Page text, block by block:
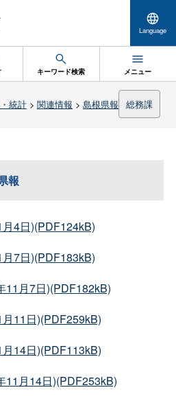
Language
キーワード検索 メニュー
統計> 関連情報 > 島根県報 総務課
報
4日)(PDF124kB)
7日)(PDF183kB)
11月7日)(PDF182kB)
11日)(PDF259kB)
14日)(PDF113kB)
11月14日)(PDF253kB)